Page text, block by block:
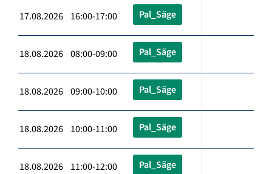
17.08.2026 16:00-17:00 Pal_Säge
18.08.2026 08:00-09:00 Pal_Säge
18.08.2026 09:00-10:00 Pal_Säge
18.08.2026 10:00-11:00 Pal_Säge
18.08.2026 11:00-12:00 Pal_Säge